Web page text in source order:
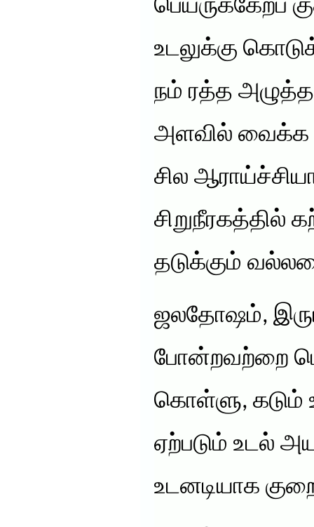
பெயருக்கேற்ப
உடலுக்கு
நம் ரத்த
அளவில் வைக்க
சில
சிறுநீரகத்தில்
தடுக்கும்
ஜலதோஷம்,
போன்றவற்றை
கொள்ளு, கடும்
ஏற்படும் உடல்
உடனடியாக